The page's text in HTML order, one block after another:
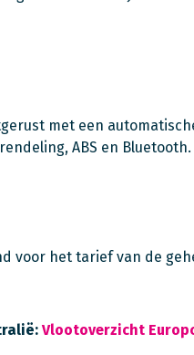
met een
ABS en Bluetooth.
voor het tarief van de
Vlootoverzicht